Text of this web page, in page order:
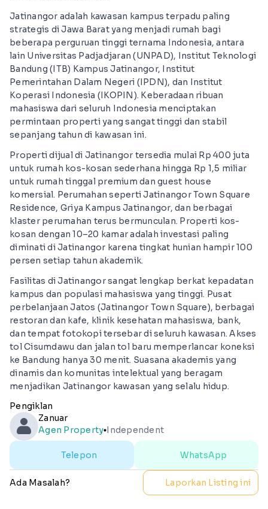
Jatinangor adalah kawasan kampus terpadu paling
strategis di Jawa Barat yang menjadi rumah bagi
beberapa perguruan tinggi ternama Indonesia, antara
lain Universitas Padjadjaran (UNPAD), Institut Teknologi
Bandung (ITB) Kampus Jatinangor, Institut
Pemerintahan Dalam Negeri (IPDN), dan Institut
Koperasi Indonesia (IKOPIN). Keberadaan ribuan
mahasiswa dari seluruh Indonesia menciptakan
permintaan properti yang sangat tinggi dan stabil
sepanjang tahun di kawasan ini.
Properti dijual di Jatinangor tersedia mulai Rp 400 juta
untuk rumah kos-kosan sederhana hingga Rp 1,5 miliar
untuk rumah tinggal premium dan guest house
komersial. Perumahan seperti Jatinangor Town Square
Residence, Griya Kampus Jatinangor, dan berbagai
klaster perumahan terus bermunculan. Properti kos-
kosan dengan 10–20 kamar adalah investasi paling
diminati di Jatinangor karena tingkat hunian hampir 100
persen setiap tahun akademik.
Fasilitas di Jatinangor sangat lengkap berkat kepadatan
kampus dan populasi mahasiswa yang tinggi. Pusat
perbelanjaan Jatos (Jatinangor Town Square), berbagai
restoran dan kafe, klinik kesehatan mahasiswa, bank,
dan tempat fotokopi tersebar di seluruh kawasan. Akses
tol Cisumdawu dan jalan tol baru memperlancar koneksi
ke Bandung hanya 30 menit. Suasana akademis yang
dinamis dan komunitas intelektual yang beragam
menjadikan Jatinangor kawasan yang selalu hidup.
Pengiklan
Zanuar
Agen Propertylens Independent
Telepon WhatsApp
Ada Masalah? Laporkan Listing ini